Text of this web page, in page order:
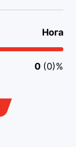
Нога
0 (0)%